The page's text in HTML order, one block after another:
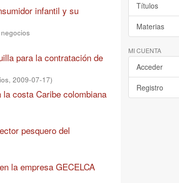
infantil y su
para la contratación de
, 2009-07-17)
costa Caribe colombiana
pesquero del
la empresa GECELCA
Títulos
Materias
MI CUENTA
Acceder
Registro